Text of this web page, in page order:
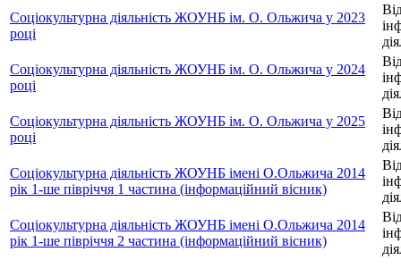
Соціокультурна діяльність ЖОУНБ ім. О. Ольжича у 2023
році
Соціокультурна діяльність ЖОУНБ ім. О. Ольжича у 2024
році
Соціокультурна діяльність ЖОУНБ ім. О. Ольжича у 2025
році
Соціокультурна діяльність ЖОУНБ імені О.Ольжича 2014
рік 1-ше півріччя 1 частина (інформаційний вісник)
Соціокультурна діяльність ЖОУНБ імені О.Ольжича 2014
рік 1-ше півріччя 2 частина (інформаційний вісник)